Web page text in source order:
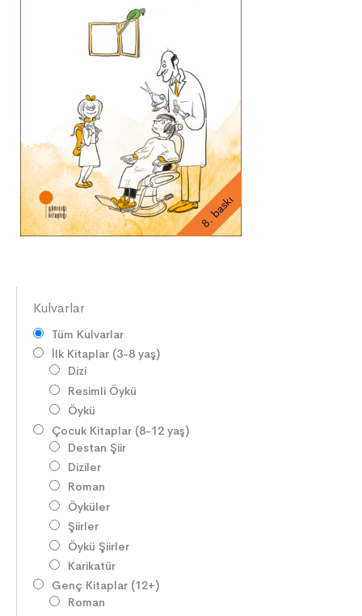
8. baskı
Kulvarlar
Tüm Kulvarlar
İlk Kitaplar (3-8 yaş)
Dizi
Resimli Öykü
Öykü
Çocuk Kitaplar (8-12 yaş)
Destan Şiir
Diziler
Roman
Öyküler
Şiirler
Öykü Şiirler
Karikatür
Genç Kitaplar (12+)
Roman